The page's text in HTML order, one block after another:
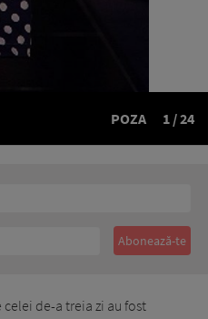
POZA 1 / 24
de-a treia zi au fost